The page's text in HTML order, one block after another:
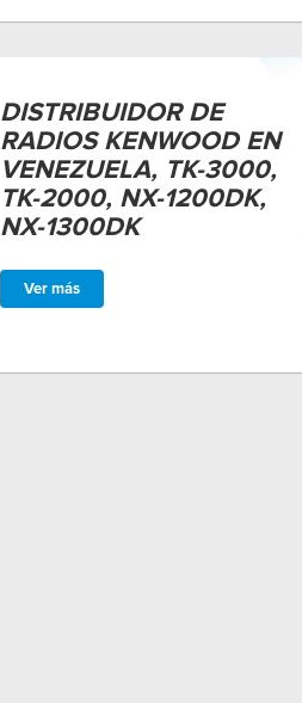
DISTRIBUIDOR DE
RADIOS KENWOOD EN
VENEZUELA, TK-3000,
TK-2000, NX-1200DK,
NX-1300DK
Ver más